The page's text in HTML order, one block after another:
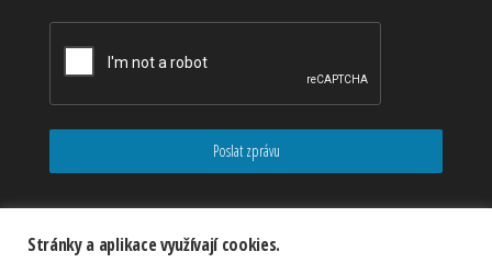
Poslat zprávu
Stránky a aplikace využívají cookies.